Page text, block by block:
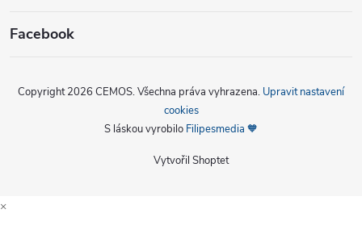
Facebook
Vytvořil Shoptet
Copyright 2026 CEMOS. Všechna práva vyhrazena. Upravit nastavení
cookies
S láskou vyrobilo Filipesmedia 🧡
×